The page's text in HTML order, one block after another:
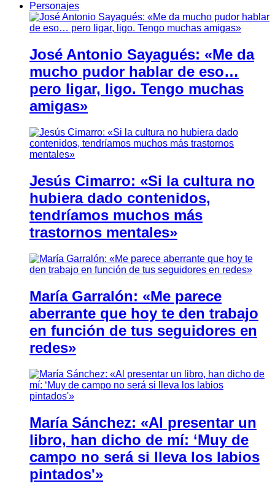
Personajes
José Antonio Sayagués: «Me da
mucho pudor hablar de eso…
pero ligar, ligo. Tengo muchas
amigas»
Jesús Cimarro: «Si la cultura no
hubiera dado contenidos,
tendríamos muchos más
trastornos mentales»
María Garralón: «Me parece
aberrante que hoy te den trabajo
en función de tus seguidores en
redes»
María Sánchez: «Al presentar un
libro, han dicho de mí: ‘Muy de
campo no será si lleva los labios
pintados'»